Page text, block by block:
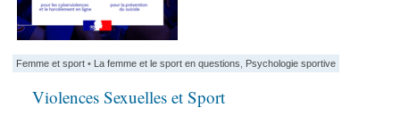
Femme et sport • La femme et le sport en questions Psychologie sportive
Violences Sexuelles et Sport